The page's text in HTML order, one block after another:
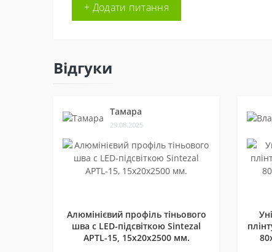
+ Додати питання
Відгуки
Тамара
29.08.2025
Алюмінієвий профіль тіньового
шва c LED-підсвіткою Sintezal
APTL-15, 15х20х2500 мм.